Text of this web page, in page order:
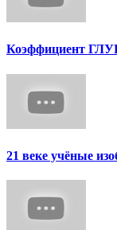
Коэффициент
21 веке учёные